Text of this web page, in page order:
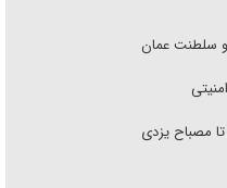
و سلطنت عمان
مصباح یزدی